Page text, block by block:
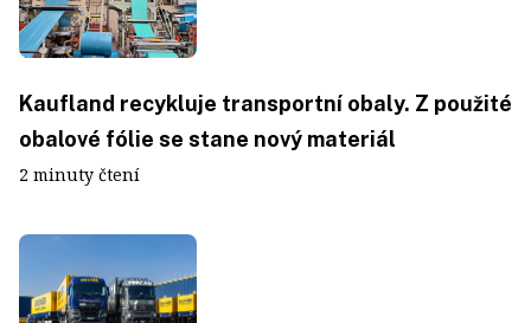
Kaufland recykluje transportní obaly. Z použité
obalové fólie se stane nový materiál
2 minuty čtení